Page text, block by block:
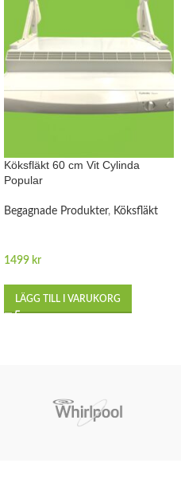
Köksfläkt 60 cm Vit Cylinda
Popular
Begagnade Produkter, Köksfläkt
1499 kr
LÄGG TILL I VARUKORG